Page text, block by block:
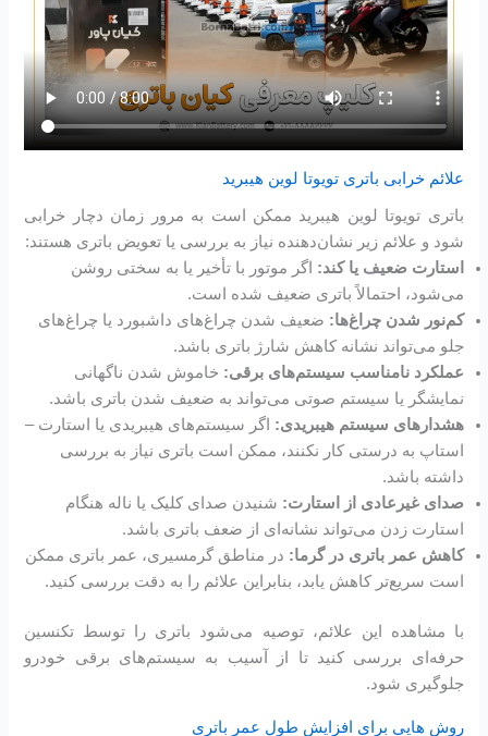
علائم خرابی باتری تویوتا لوین هیبرید
باتری تویوتا لوین هیبرید ممکن است به مرور زمان دچار خرابی
شود و علائم زیر نشان‌دهنده نیاز به بررسی یا تعویض باتری هستند:
استارت ضعیف یا کند: اگر موتور با تأخیر یا به سختی روشن
می‌شود، احتمالاً باتری ضعیف شده است.
کم‌نور شدن چراغ‌ها: ضعیف شدن چراغ‌های داشبورد یا چراغ‌های
جلو می‌تواند نشانه کاهش شارژ باتری باشد.
عملکرد نامناسب سیستم‌های برقی: خاموش شدن ناگهانی
نمایشگر یا سیستم صوتی می‌تواند به ضعیف شدن باتری باشد.
هشدارهای سیستم هیبریدی: اگر سیستم‌های هیبریدی یا استارت –
استاپ به درستی کار نکنند، ممکن است باتری نیاز به بررسی
داشته باشد.
صدای غیرعادی از استارت: شنیدن صدای کلیک یا ناله هنگام
استارت زدن می‌تواند نشانه‌ای از ضعف باتری باشد.
کاهش عمر باتری در گرما: در مناطق گرمسیری، عمر باتری ممکن
است سریع‌تر کاهش یابد، بنابراین علائم را به دقت بررسی کنید.
با مشاهده این علائم، توصیه می‌شود باتری را توسط تکنسین
حرفه‌ای بررسی کنید تا از آسیب به سیستم‌های برقی خودرو
جلوگیری شود.
روش هایی برای افزایش طول عمر باتری